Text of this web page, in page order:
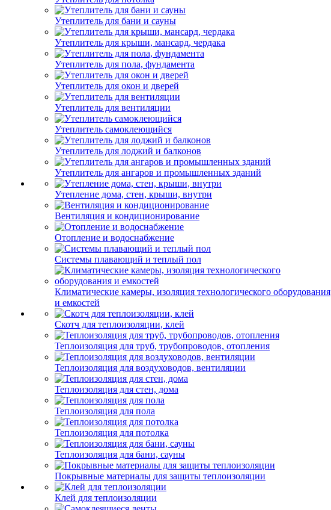
Утеплитель для бани и сауны
Утеплитель для крыши, мансард, чердака
Утеплитель для пола, фундамента
Утеплитель для окон и дверей
Утеплитель для вентиляции
Утеплитель самоклеющийся
Утеплитель для лоджий и балконов
Утеплитель для ангаров и промышленных зданий
Утепление дома, стен, крыши, внутри
Вентиляция и кондиционирование
Отопление и водоснабжение
Системы плавающий и теплый пол
Климатические камеры, изоляция технологического оборудования
и емкостей
Скотч для теплоизоляции, клей
Теплоизоляция для труб, трубопроводов, отопления
Теплоизоляция для воздуховодов, вентиляции
Теплоизоляция для стен, дома
Теплоизоляция для пола
Теплоизоляция для потолка
Теплоизоляция для бани, сауны
Покрывные материалы для защиты теплоизоляции
Клей для теплоизоляции